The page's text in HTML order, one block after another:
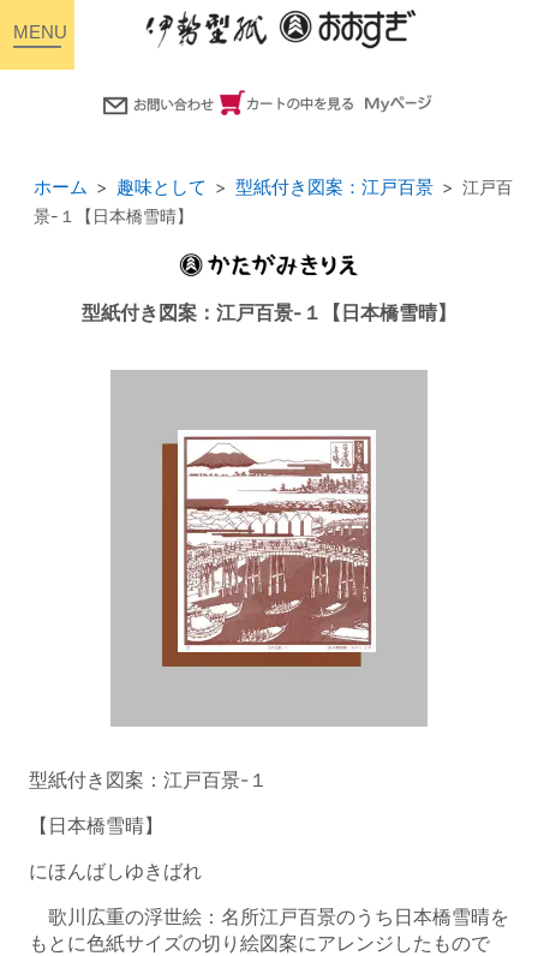
ホーム 趣味として 型紙付き図案：江戸百景
江戸百
景-１【日本橋雪晴】
型紙付き図案：江戸百景-１【日本橋雪晴】
型紙付き図案：江戸百景-１
【日本橋雪晴】
にほんばしゆきばれ
歌川広重の浮世絵：名所江戸百景のうち日本橋雪晴を
もとに色紙サイズの切り絵図案にアレンジしたもので
toggle
navigation